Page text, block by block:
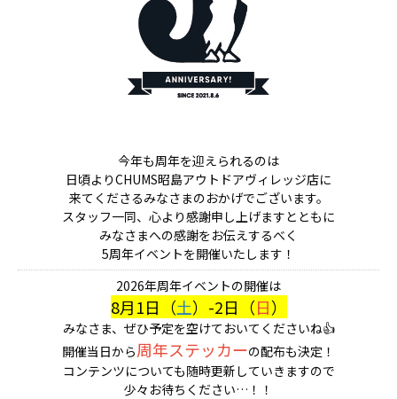
今年も周年を迎えられるのは
日頃よりCHUMS昭島アウトドアヴィレッジ店に
来てくださるみなさまのおかげでございます。
スタッフ一同、心より感謝申し上げますとともに
みなさまへの感謝をお伝えするべく
5周年イベントを開催いたします！
2026年周年イベントの開催は
8月1日（土）-2日（日）
みなさま、ぜひ予定を空けておいてくださいね👍
開催当日から周年ステッカーの配布も決定！
コンテンツについても随時更新していきますので
少々お待ちください…！！